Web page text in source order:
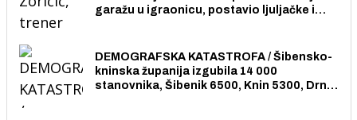
garažu u igraonicu, postavio ljuljačke i
DEMOGRAFSKA KATASTROFA / Šibensko-
kninska županija izgubila 14 000
stanovnika, Šibenik 6500, Knin 5300, Drniš